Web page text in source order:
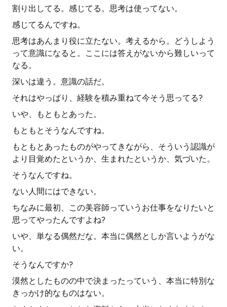
割り出してる。感じてる。思考は使ってない。
感じてるんですね。
思考はあんまり役に立たない。考えるから。どうしよう
って意識になると。ここには答えがないから難しいって
なる。
深いは違う。意識の話だ。
それはやっぱり、経験を積み重ねて今そう思ってる?
いや、もともとあった。
もともとそうなんですね。
もともとあったものがやってきながら、そういう認識が
より目覚めたというか、生まれたというか、気づいた。
そうなんですね。
ない人間にはできない。
ちなみに最初、この美容師っていうお仕事をなりたいと
思ってやったんですよね?
いや、単なる偶然だな。本当に偶然としか言いようがな
い。
そうなんですか?
漠然としたものの中で決まったっていう、本当に特別な
きっかけ的なものはない。